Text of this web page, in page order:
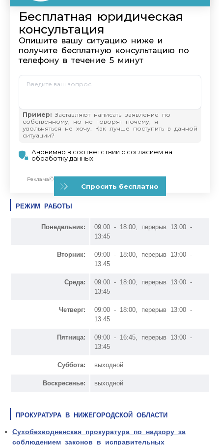
РЕЖИМ РАБОТЫ
Понедельник:
09:00 - 18:00, перерыв 13:00 -
13:45
Вторник:
09:00 - 18:00, перерыв 13:00 -
13:45
Среда:
09:00 - 18:00, перерыв 13:00 -
13:45
Четверг:
09:00 - 18:00, перерыв 13:00 -
13:45
Пятница:
09:00 - 16:45, перерыв 13:00 -
13:45
Суббота: выходной
Воскресенье: выходной
ПРОКУРАТУРА В НИЖЕГОРОДСКОЙ ОБЛАСТИ
Сухобезводненская прокуратура по надзору за
соблюдением законов в исправительных